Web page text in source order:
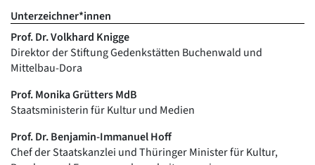
Unterzeichner*innen
Prof. Dr. Volkhard Knigge
Direktor der Stiftung Gedenkstätten Buchenwald und
Mittelbau-Dora
Prof. Monika Grütters MdB
Staatsministerin für Kultur und Medien
Prof. Dr. Benjamin-Immanuel Hoff
Chef der Staatskanzlei und Thüringer Minister für Kultur,